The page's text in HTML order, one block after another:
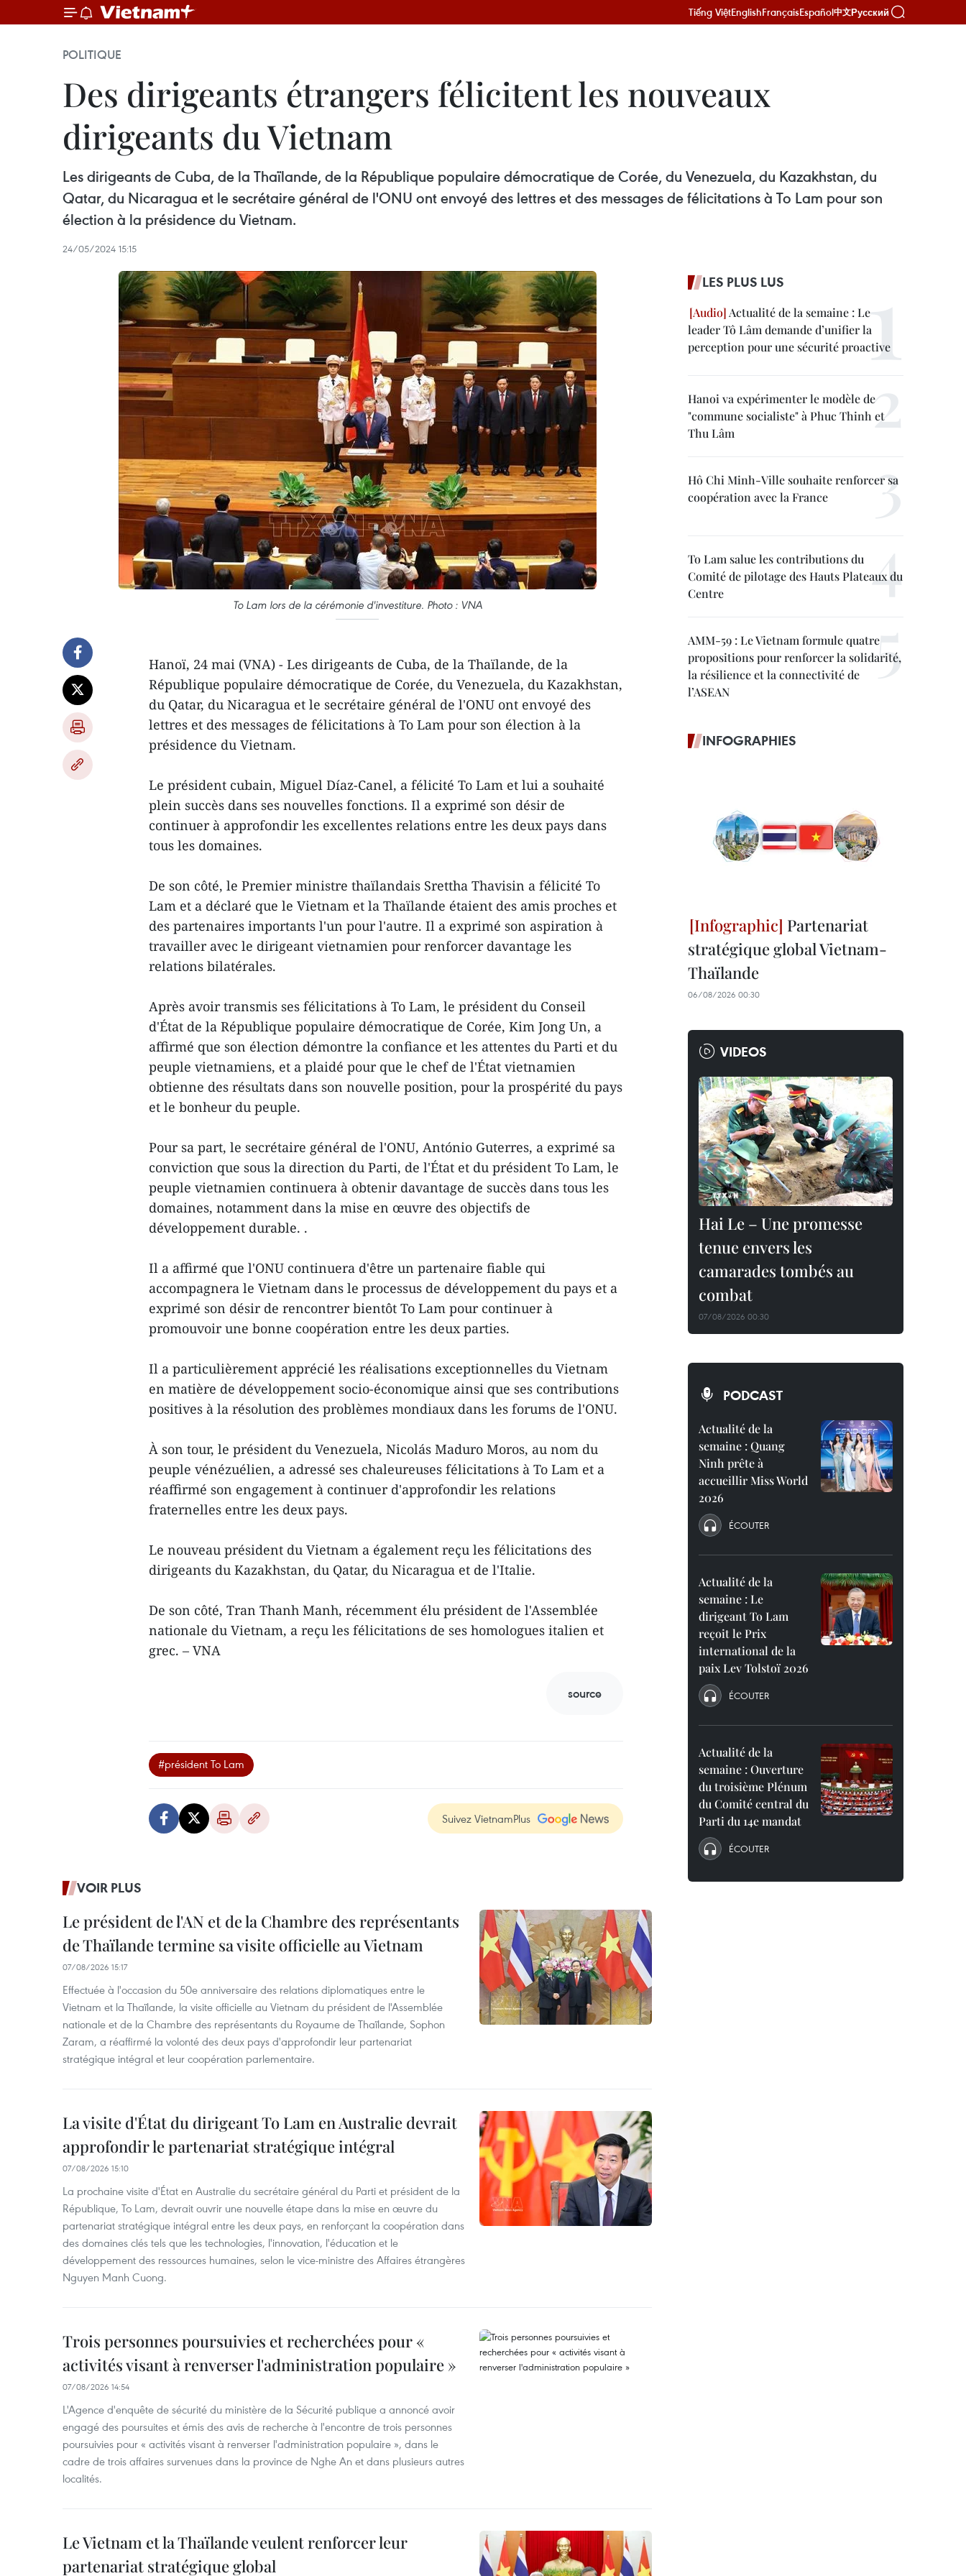
Tiếng ViệtEnglishFrançaisEspañol中文Русский
POLITIQUE
Des dirigeants étrangers félicitent les nouveaux
dirigeants du Vietnam
Les dirigeants de Cuba, de la Thaïlande, de la République populaire démocratique de Corée, du Venezuela, du Kazakhstan, du
Qatar, du Nicaragua et le secrétaire général de l'ONU ont envoyé des lettres et des messages de félicitations à To Lam pour son
élection à la présidence du Vietnam.
24/05/2024 15:15
To Lam lors de la cérémonie d'investiture. Photo : VNA
Hanoï, 24 mai (VNA) - Les dirigeants de Cuba, de la Thaïlande, de la
République populaire démocratique de Corée, du Venezuela, du Kazakhstan,
du Qatar, du Nicaragua et le secrétaire général de l'ONU ont envoyé des
lettres et des messages de félicitations à To Lam pour son élection à la
présidence du Vietnam.
Le président cubain, Miguel Díaz-Canel, a félicité To Lam et lui a souhaité
plein succès dans ses nouvelles fonctions. Il a exprimé son désir de
continuer à approfondir les excellentes relations entre les deux pays dans
tous les domaines.
De son côté, le Premier ministre thaïlandais Srettha Thavisin a félicité To
Lam et a déclaré que le Vietnam et la Thaïlande étaient des amis proches et
des partenaires importants l'un pour l'autre. Il a exprimé son aspiration à
travailler avec le dirigeant vietnamien pour renforcer davantage les
relations bilatérales.
Après avoir transmis ses félicitations à To Lam, le président du Conseil
d'État de la République populaire démocratique de Corée, Kim Jong Un, a
affirmé que son élection démontre la confiance et les attentes du Parti et du
peuple vietnamiens, et a plaidé pour que le chef de l'État vietnamien
obtienne des résultats dans son nouvelle position, pour la prospérité du pays
et le bonheur du peuple.
Pour sa part, le secrétaire général de l'ONU, António Guterres, a exprimé sa
conviction que sous la direction du Parti, de l'État et du président To Lam, le
peuple vietnamien continuera à obtenir davantage de succès dans tous les
domaines, notamment dans la mise en œuvre des objectifs de
développement durable. .
Il a affirmé que l'ONU continuera d'être un partenaire fiable qui
accompagnera le Vietnam dans le processus de développement du pays et a
exprimé son désir de rencontrer bientôt To Lam pour continuer à
promouvoir une bonne coopération entre les deux parties.
Il a particulièrement apprécié les réalisations exceptionnelles du Vietnam
en matière de développement socio-économique ainsi que ses contributions
positives à la résolution des problèmes mondiaux dans les forums de l'ONU.
À son tour, le président du Venezuela, Nicolás Maduro Moros, au nom du
peuple vénézuélien, a adressé ses chaleureuses félicitations à To Lam et a
réaffirmé son engagement à continuer d'approfondir les relations
fraternelles entre les deux pays.
Le nouveau président du Vietnam a également reçu les félicitations des
dirigeants du Kazakhstan, du Qatar, du Nicaragua et de l'Italie.
De son côté, Tran Thanh Manh, récemment élu président de l'Assemblée
nationale du Vietnam, a reçu les félicitations de ses homologues italien et
grec. – VNA
source
#président To Lam
Suivez VietnamPlus
VOIR PLUS
Le président de l'AN et de la Chambre des représentants
de Thaïlande termine sa visite officielle au Vietnam
07/08/2026 15:17
Effectuée à l'occasion du 50e anniversaire des relations diplomatiques entre le
Vietnam et la Thaïlande, la visite officielle au Vietnam du président de l'Assemblée
nationale et de la Chambre des représentants du Royaume de Thaïlande, Sophon
Zaram, a réaffirmé la volonté des deux pays d'approfondir leur partenariat
stratégique intégral et leur coopération parlementaire.
La visite d'État du dirigeant To Lam en Australie devrait
approfondir le partenariat stratégique intégral
07/08/2026 15:10
La prochaine visite d'État en Australie du secrétaire général du Parti et président de la
République, To Lam, devrait ouvrir une nouvelle étape dans la mise en œuvre du
partenariat stratégique intégral entre les deux pays, en renforçant la coopération dans
des domaines clés tels que les technologies, l'innovation, l'éducation et le
développement des ressources humaines, selon le vice-ministre des Affaires étrangères
Nguyen Manh Cuong.
Trois personnes poursuivies et recherchées pour «
activités visant à renverser l'administration populaire »
07/08/2026 14:54
L'Agence d'enquête de sécurité du ministère de la Sécurité publique a annoncé avoir
engagé des poursuites et émis des avis de recherche à l'encontre de trois personnes
poursuivies pour « activités visant à renverser l'administration populaire », dans le
cadre de trois affaires survenues dans la province de Nghe An et dans plusieurs autres
localités.
Le Vietnam et la Thaïlande veulent renforcer leur
partenariat stratégique global
LES PLUS LUS
Actualité de la semaine : Le
leader Tô Lâm demande d’unifier la
perception pour une sécurité proactive
Hanoi va expérimenter le modèle de
"commune socialiste" à Phuc Thinh et
Thu Lâm
Hô Chi Minh-Ville souhaite renforcer sa
coopération avec la France
To Lam salue les contributions du
Comité de pilotage des Hauts Plateaux du
Centre
AMM-59 : Le Vietnam formule quatre
propositions pour renforcer la solidarité,
la résilience et la connectivité de
l’ASEAN
INFOGRAPHIES
Partenariat
stratégique global Vietnam-
Thaïlande
06/08/2026 00:30
VIDEOS
Hai Le – Une promesse
tenue envers les
camarades tombés au
combat
07/08/2026 00:30
PODCAST
Actualité de la
semaine : Quang
Ninh prête à
accueillir Miss World
2026
ÉCOUTER
Actualité de la
semaine : Le
dirigeant To Lam
reçoit le Prix
international de la
paix Lev Tolstoï 2026
ÉCOUTER
Actualité de la
semaine : Ouverture
du troisième Plénum
du Comité central du
Parti du 14e mandat
ÉCOUTER